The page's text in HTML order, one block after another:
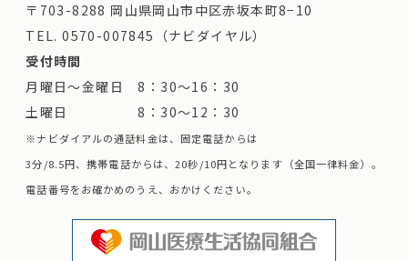
〒703-8288 岡山県岡山市中区赤坂本町8−10
TEL.0570-007845（ナビダイヤル）
受付時間
月曜日～金曜日 8：30～16：30
土曜日 8：30～12：30
※ナビダイアルの通話料金は、固定電話からは
3分/8.5円、携帯電話からは、20秒/10円となります（全国一律料金）。
電話番号をお確かめのうえ、おかけください。